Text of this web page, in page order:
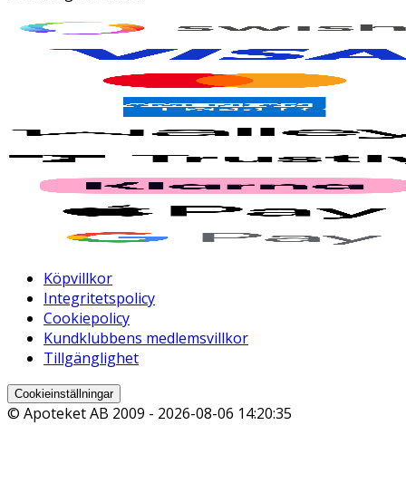
Köpvillkor
Integritetspolicy
Cookiepolicy
Kundklubbens medlemsvillkor
Tillgänglighet
Cookieinställningar
© Apoteket AB 2009 - 2026-08-06 14:20:35